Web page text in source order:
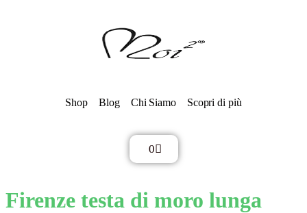
Shop Blog Chi Siamo Scopri di più
0
Firenze testa di moro lunga